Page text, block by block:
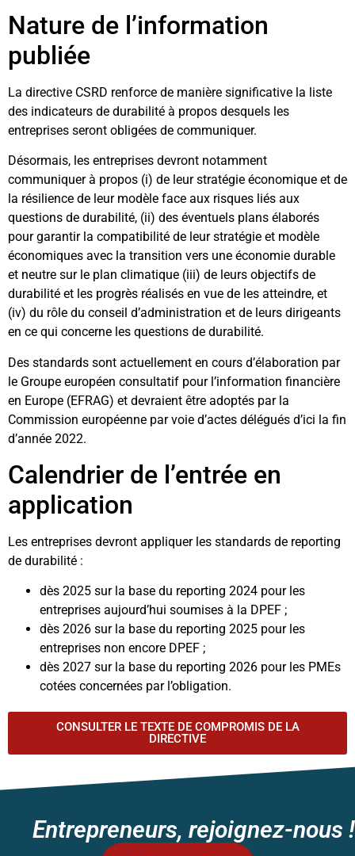
Nature de l’information
publiée
La directive CSRD renforce de manière significative la liste
des indicateurs de durabilité à propos desquels les
entreprises seront obligées de communiquer.
Désormais, les entreprises devront notamment
communiquer à propos (i) de leur stratégie économique et de
la résilience de leur modèle face aux risques liés aux
questions de durabilité, (ii) des éventuels plans élaborés
pour garantir la compatibilité de leur stratégie et modèle
économiques avec la transition vers une économie durable
et neutre sur le plan climatique (iii) de leurs objectifs de
durabilité et les progrès réalisés en vue de les atteindre, et
(iv) du rôle du conseil d’administration et de leurs dirigeants
en ce qui concerne les questions de durabilité.
Des standards sont actuellement en cours d’élaboration par
le Groupe européen consultatif pour l’information financière
en Europe (EFRAG) et devraient être adoptés par la
Commission européenne par voie d’actes délégués d’ici la fin
d’année 2022.
Calendrier de l’entrée en
application
Les entreprises devront appliquer les standards de reporting
de durabilité :
dès 2025 sur la base du reporting 2024 pour les
entreprises aujourd’hui soumises à la DPEF ;
dès 2026 sur la base du reporting 2025 pour les
entreprises non encore DPEF ;
dès 2027 sur la base du reporting 2026 pour les PMEs
cotées concernées par l’obligation.
CONSULTER LE TEXTE DE COMPROMIS DE LA
DIRECTIVE
Entrepreneurs, rejoignez-nous !